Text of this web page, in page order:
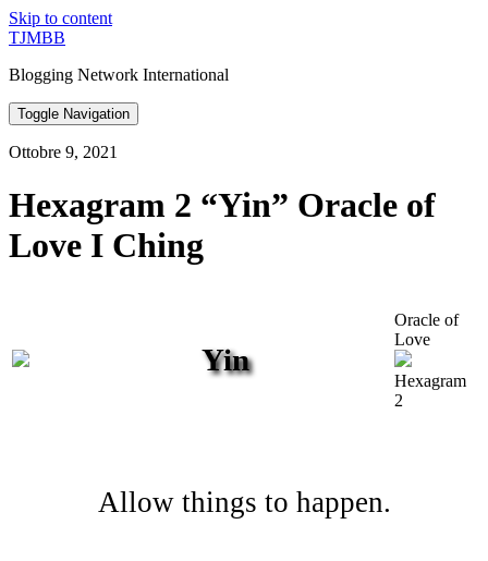
Skip to content
TJMBB
Blogging Network International
Toggle Navigation
Ottobre 9, 2021
Hexagram 2 “Yin” Oracle of
Love I Ching
Yin
Oracle of
Love
Hexagram
2
Allow things to happen.